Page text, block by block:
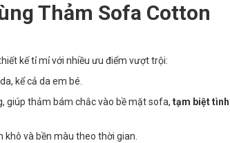
Thảm Sofa Cotton
kế tỉ mỉ với nhiều ưu điểm vượt trội:
kể cả da em bé.
giúp thảm bám chắc vào bề mặt sofa, tạm biệt tình
và bền màu theo thời gian.